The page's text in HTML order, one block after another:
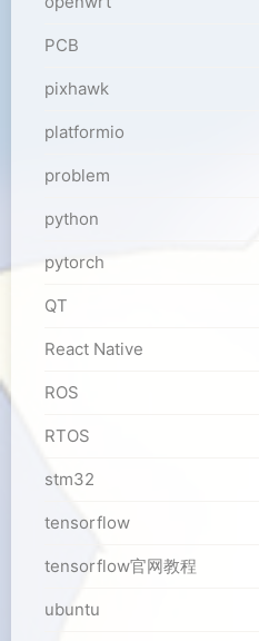
PCB
pixhawk
platformio
problem
python
pytorch
QT
React Native
ROS
RTOS
stm32
tensorflow
tensorflow官网教程
ubuntu